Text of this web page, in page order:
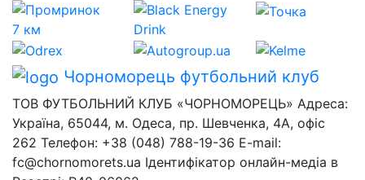
Чорноморець футбольний клуб
ТОВ ФУТБОЛЬНИЙ КЛУБ «ЧОРНОМОРЕЦЬ» Адреса:
Україна, 65044, м. Одеса, пр. Шевченка, 4А, офіс
262 Телефон: +38 (048) 788-19-36 E-mail:
fc@chornomorets.ua Ідентифікатор онлайн-медіа в